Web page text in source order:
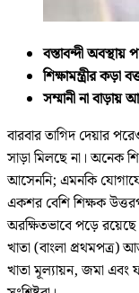
বস্তাবন্দী
শিক্ষামন্ত্রীর কড়া
সম্মানী না বাড়ায়
বারবার তাগিদ দেয়ার
সাড়া মিলছে না। অনেক
আসেননি; এমনকি
একশর বেশি শিক্ষক
অরক্ষিতভাবে পড়ে রয়েছে
খাতা (বাংলা প্রথমপত্র)
খাতা মূল্যায়ন, জমা এবং